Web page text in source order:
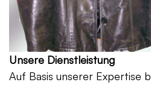
Unsere Dienstleistung
Auf Basis unserer Expertise